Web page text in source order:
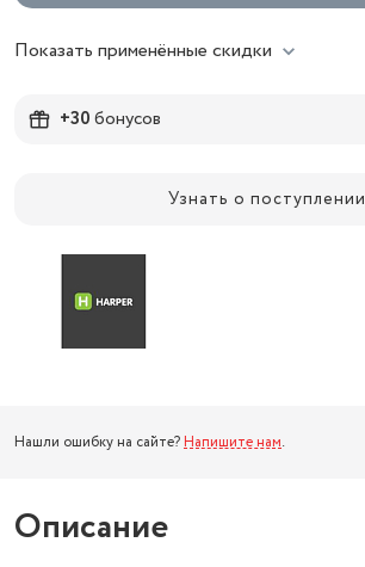
Показать применённые скидки
+30бонусов
Узнать о поступлении
Нашли ошибку на сайте? Напишите нам.
Описание